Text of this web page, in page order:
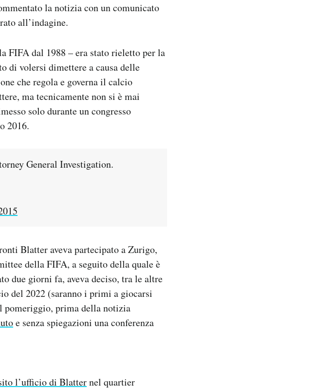
la notizia con un comunicato
all’indagine.
FIFA dal 1988 – era stato rieletto per la
di volersi dimettere a causa delle
che regola e governa il calcio
ma tecnicamente non si è mai
solo durante un congresso
2016.
General Investigation.
Blatter aveva partecipato a Zurigo,
della FIFA, a seguito della quale è
due giorni fa, aveva deciso, tra le altre
del 2022 (saranno i primi a giocarsi
pomeriggio, prima della notizia
e senza spiegazioni una conferenza
l’ufficio di Blatternel quartier